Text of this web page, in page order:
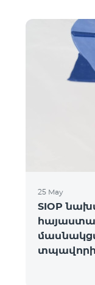
25 May
SIOP